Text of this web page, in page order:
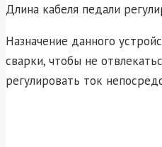
Длина кабеля педали
Назначение данного
сварки, чтобы не
регулировать ток